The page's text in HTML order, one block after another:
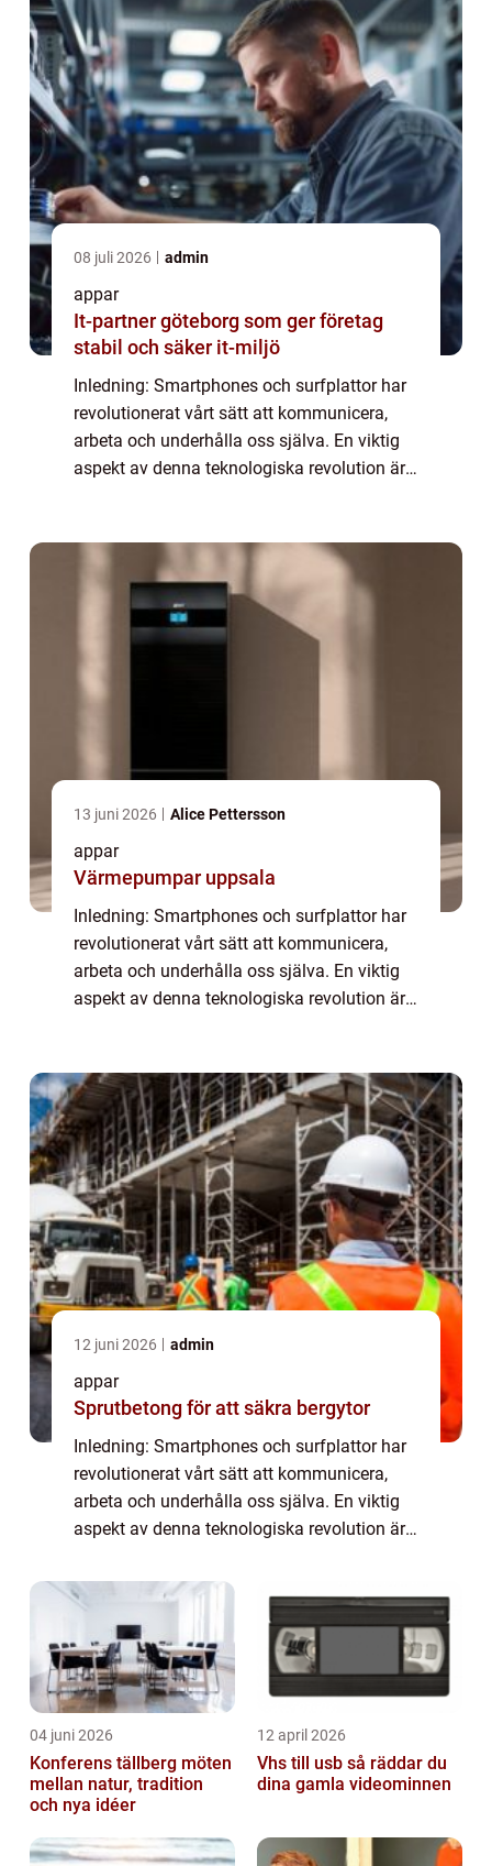
08 juli 2026 admin
appar
It-partner göteborg som ger företag
stabil och säker it-miljö
Inledning: Smartphones och surfplattor har
revolutionerat vårt sätt att kommunicera,
arbeta och underhålla oss själva. En viktig
aspekt av denna teknologiska revolution är
13 juni 2026 Alice Pettersson
appar
Värmepumpar uppsala
Inledning: Smartphones och surfplattor har
revolutionerat vårt sätt att kommunicera,
arbeta och underhålla oss själva. En viktig
aspekt av denna teknologiska revolution är
12 juni 2026 admin
appar
Sprutbetong för att säkra bergytor
Inledning: Smartphones och surfplattor har
revolutionerat vårt sätt att kommunicera,
arbeta och underhålla oss själva. En viktig
aspekt av denna teknologiska revolution är
finns tillgängliga för anv...
04 juni 2026
Konferens tällberg möten
mellan natur, tradition
och nya idéer
12 april 2026
Vhs till usb så räddar du
dina gamla videominnen